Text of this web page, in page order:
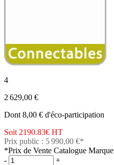
4
2 629,00 €
Dont 8,00 € d'éco-participation
Soit 2190.83€ HT
Prix public : 5 990,00 €*
*Prix de Vente Catalogue Marque
-
+